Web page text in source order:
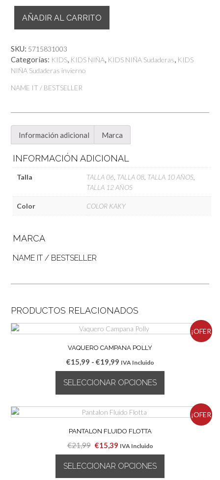
Boidas
Name
cantidad
AÑADIR AL CARRITO
SKU: 5715831003
Categorías: KIDS, KIDS NIÑA, KIDS NIÑA Sudaderas, KIDS
NIÑA Sudaderas invierno
NAME IT / BESTSELLER
Información adicional Marca
INFORMACIÓN ADICIONAL
Talla TALLA 06 TALLA 08 TALLA 10 AÑOS
TALLA 12 AÑOS
Color COLOR KAKY
MARCA
NAME IT / BESTSELLER
PRODUCTOS RELACIONADOS
¡OFER
VAQUERO CAMPANA POLLY
€15,99 - €19,99Rango
de
precios:
desde
€15,99
hasta
IVA Incluido
SELECCIONAR OPCIONES
producto
tiene
múltiples
Las
opciones
se
¡OFER
PANTALON FLUIDO FLOTTA
€21,99 El
precio
original
era:
€15,39El
precio
actual
es:
IVA Incluido
SELECCIONAR OPCIONES